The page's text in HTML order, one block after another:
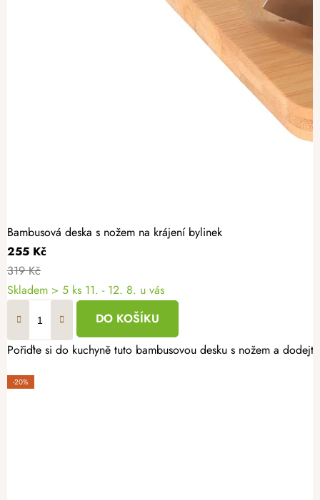
Bambusová deska s nožem na krájení bylinek
255 Kč
319 Kč
Skladem > 5 ks 11. - 12. 8. u vás
DO KOŠÍKU
Pořiďte si do kuchyně tuto bambusovou desku s nožem a
-20%